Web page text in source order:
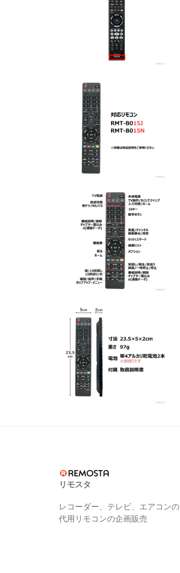
リモスタ
レコーダー、テレビ、エアコンの
代用リモコンの企画販売